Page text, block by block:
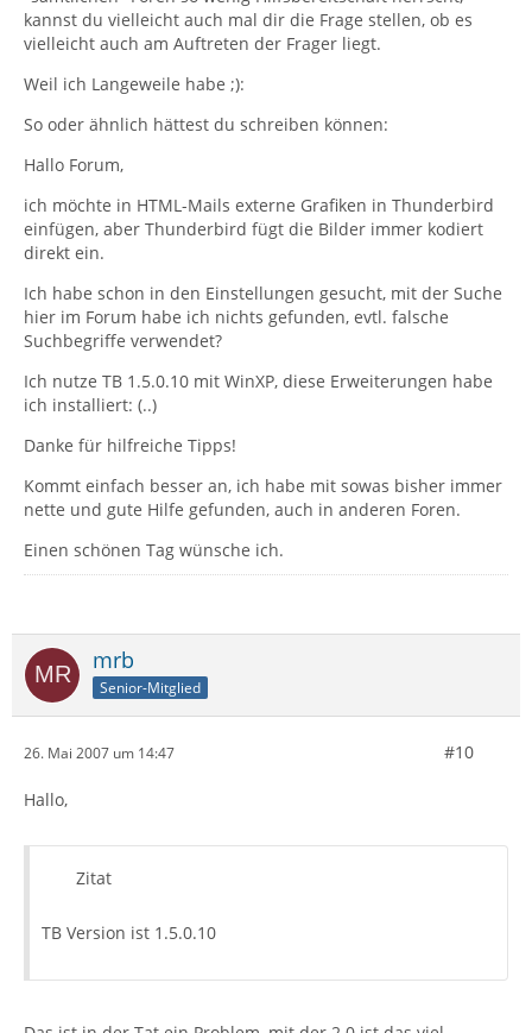
kannst du vielleicht auch mal dir die Frage stellen, ob es
vielleicht auch am Auftreten der Frager liegt.
Weil ich Langeweile habe ;):
So oder ähnlich hättest du schreiben können:
Hallo Forum,
ich möchte in HTML-Mails externe Grafiken in Thunderbird
einfügen, aber Thunderbird fügt die Bilder immer kodiert
direkt ein.
Ich habe schon in den Einstellungen gesucht, mit der Suche
hier im Forum habe ich nichts gefunden, evtl. falsche
Suchbegriffe verwendet?
Ich nutze TB 1.5.0.10 mit WinXP, diese Erweiterungen habe
ich installiert: (..)
Danke für hilfreiche Tipps!
Kommt einfach besser an, ich habe mit sowas bisher immer
nette und gute Hilfe gefunden, auch in anderen Foren.
Einen schönen Tag wünsche ich.
mrb
Senior-Mitglied
26. Mai 2007 um 14:47 #10
Hallo,
Zitat
TB Version ist 1.5.0.10